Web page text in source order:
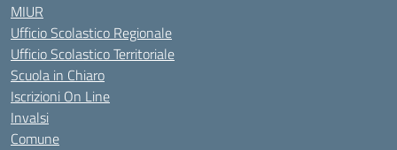
MIUR
Ufficio Scolastico Regionale
Ufficio Scolastico Territoriale
Scuola in Chiaro
Iscrizioni On Line
Invalsi
Comune